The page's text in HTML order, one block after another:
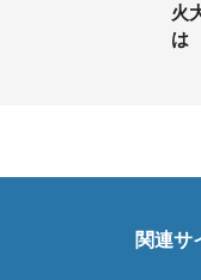
火
は
関連サ